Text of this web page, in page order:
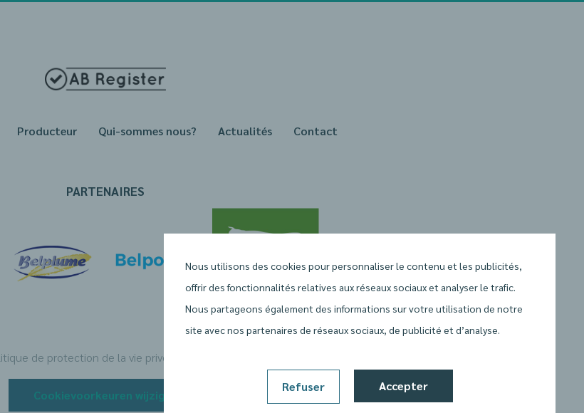
Producteur Qui-sommes nous? Actualités Contact
PARTENAIRES
de protection de la vie privée
Cookievoorkeuren wijzigen
Nous utilisons des cookies pour personnaliser le contenu et les publicités,
offrir des fonctionnalités relatives aux réseaux sociaux et analyser le trafic.
Nous partageons également des informations sur votre utilisation de notre
site avec nos partenaires de réseaux sociaux, de publicité et d’analyse.
Refuser Accepter